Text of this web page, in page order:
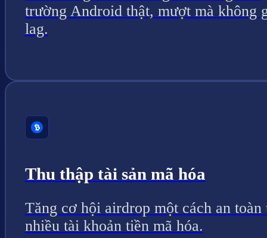
trường Android thật, mượt mà không
lag.
Thu thập tài sản mã hóa
Tăng cơ hội airdrop một cách an toàn
nhiều tài khoản tiền mã hóa.